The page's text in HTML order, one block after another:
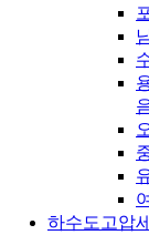
하수도고압